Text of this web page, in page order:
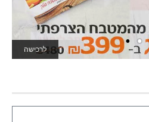
לרכישה
לאתר המשחקים